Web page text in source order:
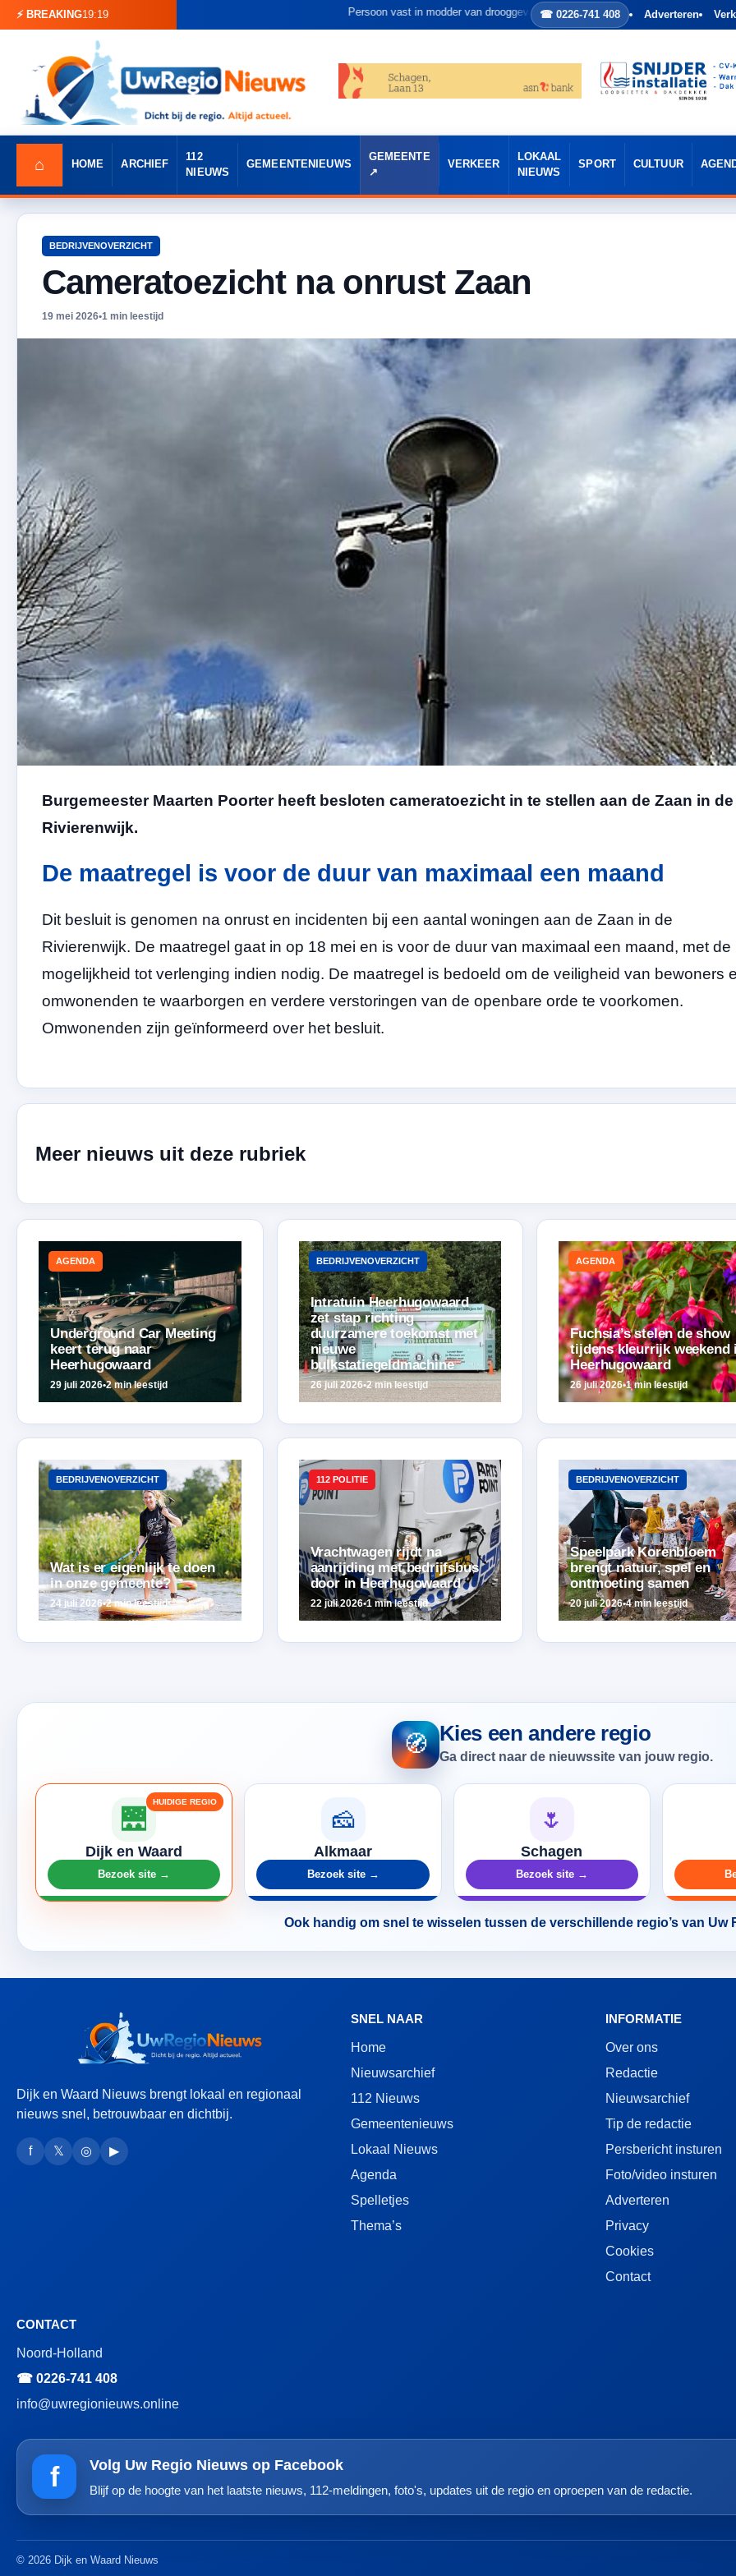
⚡ BREAKING19:19 Persoon vast in modder van drooggevallen duinmeer bij Bergen.
☎ 0226-741 408 Adverteren
⌂ HOME ARCHIEF
112
NIEUWS
GEMEENTENIEUWS
GEMEENTE
VERKEER
LOKAAL
NIEUWS
SPORT CULTUUR
BEDRIJVENOVERZICHT
Cameratoezicht na onrust Zaan
19 mei 2026•1 min leestijd
Burgemeester Maarten Poorter heeft besloten cameratoezicht in te stellen aan de Zaan in de
Rivierenwijk.
De maatregel is voor de duur van maximaal een maand
Dit besluit is genomen na onrust en incidenten bij een aantal woningen aan de Zaan in de
Rivierenwijk. De maatregel gaat in op 18 mei en is voor de duur van maximaal een maand, met de
mogelijkheid tot verlenging indien nodig. De maatregel is bedoeld om de veiligheid van bewoners
omwonenden te waarborgen en verdere verstoringen van de openbare orde te voorkomen.
Omwonenden zijn geïnformeerd over het besluit.
Meer nieuws uit deze rubriek
AGENDA
Underground Car Meeting
keert terug naar
Heerhugowaard
29 juli 2026•2 min leestijd
BEDRIJVENOVERZICHT
Intratuin Heerhugowaard
zet stap richting
duurzamere toekomst met
nieuwe
bulkstatiegeldmachine
26 juli 2026•2 min leestijd
AGENDA
Fuchsia’s stelen de show
tijdens kleurrijk weekend
Heerhugowaard
26 juli 2026•1 min leestijd
BEDRIJVENOVERZICHT
Wat is er eigenlijk te doen
in onze gemeente?
24 juli 2026•2 min leestijd
112 POLITIE
Vrachtwagen rijdt na
aanrijding met bedrijfsbus
door in Heerhugowaard
22 juli 2026•1 min leestijd
BEDRIJVENOVERZICHT
Speelpark Korenbloem
brengt natuur, spel en
ontmoeting samen
20 juli 2026•4 min leestijd
🧭 Kies een andere regio
Ga direct naar de nieuwssite van jouw regio.
🌉
Dijk en Waard
Bezoek site →
🧀
Alkmaar
Bezoek site →
🌷
Schagen
Bezoek site →
Ook handig om snel te wisselen tussen de verschillende regio’s van Uw
Dijk en Waard Nieuws brengt lokaal en regionaal
nieuws snel, betrouwbaar en dichtbij.
f 𝕏 ◎ ▶
SNEL NAAR
Home
Nieuwsarchief
112 Nieuws
Gemeentenieuws
Lokaal Nieuws
Agenda
Spelletjes
Thema’s
INFORMATIE
Over ons
Redactie
Nieuwsarchief
Tip de redactie
Persbericht insturen
Foto/video insturen
Adverteren
Privacy
Cookies
Contact
CONTACT
Noord-Holland
☎ 0226-741 408
info@uwregionieuws.online
f Volg Uw Regio Nieuws op Facebook
Blijf op de hoogte van het laatste nieuws, 112-meldingen, foto's, updates uit de regio en oproepen van de redactie.
© 2026 Dijk en Waard Nieuws